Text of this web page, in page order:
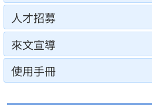
人才招募
來文宣導
使用手冊